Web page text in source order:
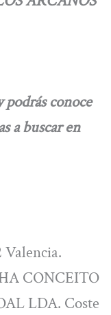
podrás conoce
a buscar en
Valencia.
CONCEITO
LDA. Coste